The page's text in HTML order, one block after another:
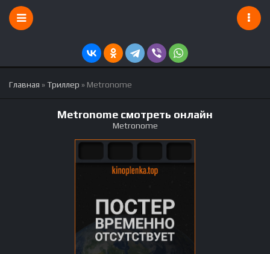
Главная »Триллер » Metronome
Metronome смотреть онлайн
Metronome